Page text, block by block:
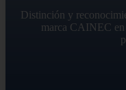
Distinción y
marca CAINEC en